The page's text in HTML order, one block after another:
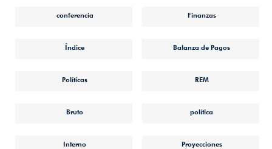
conferencia Finanzas
Índice Balanza de Pagos
Políticas REM
Bruto política
Interno Proyecciones